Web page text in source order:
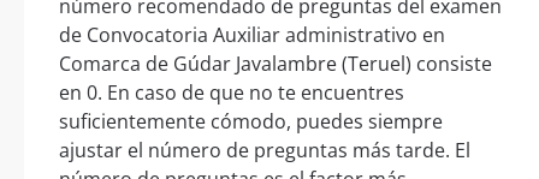
número recomendado de preguntas del examen
de Convocatoria Auxiliar administrativo en
Comarca de Gúdar Javalambre (Teruel) consiste
en 0. En caso de que no te encuentres
suficientemente cómodo, puedes siempre
ajustar el número de preguntas más tarde. El